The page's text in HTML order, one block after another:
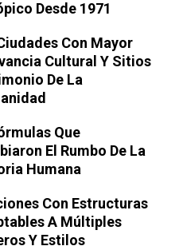
Desde 1971
Con Mayor
Cultural Y Sitios
De La
Que
El Rumbo De La
Humana
Con Estructuras
A Múltiples
Y Estilos